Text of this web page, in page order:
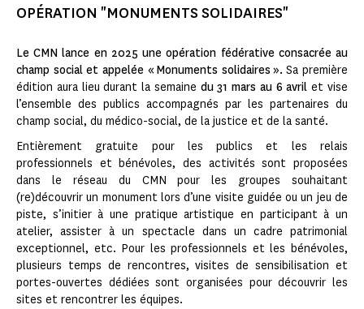
OPÉRATION "MONUMENTS SOLIDAIRES"
Le CMN lance en 2025 une opération fédérative consacrée au
champ social et appelée « Monuments solidaires ».Sa première
édition aura lieu durant la semaine du 31 mars au 6 avrilet vise
l’ensemble des publics accompagnés par les partenaires du
champ social, du médico-social, de la justice et de la santé.
Entièrement gratuite pour les publics et les relais
professionnels et bénévoles, des activités sont proposées
dans le réseau du CMN pour les groupes souhaitant
(re)découvrir un monument lors d’une visite guidée ou un jeu de
piste, s’initier à une pratique artistique en participant à un
atelier, assister à un spectacle dans un cadre patrimonial
exceptionnel, etc. Pour les professionnels et les bénévoles,
plusieurs temps de rencontres, visites de sensibilisation et
portes-ouvertes dédiées sont organisées pour découvrir les
sites et rencontrer les équipes.